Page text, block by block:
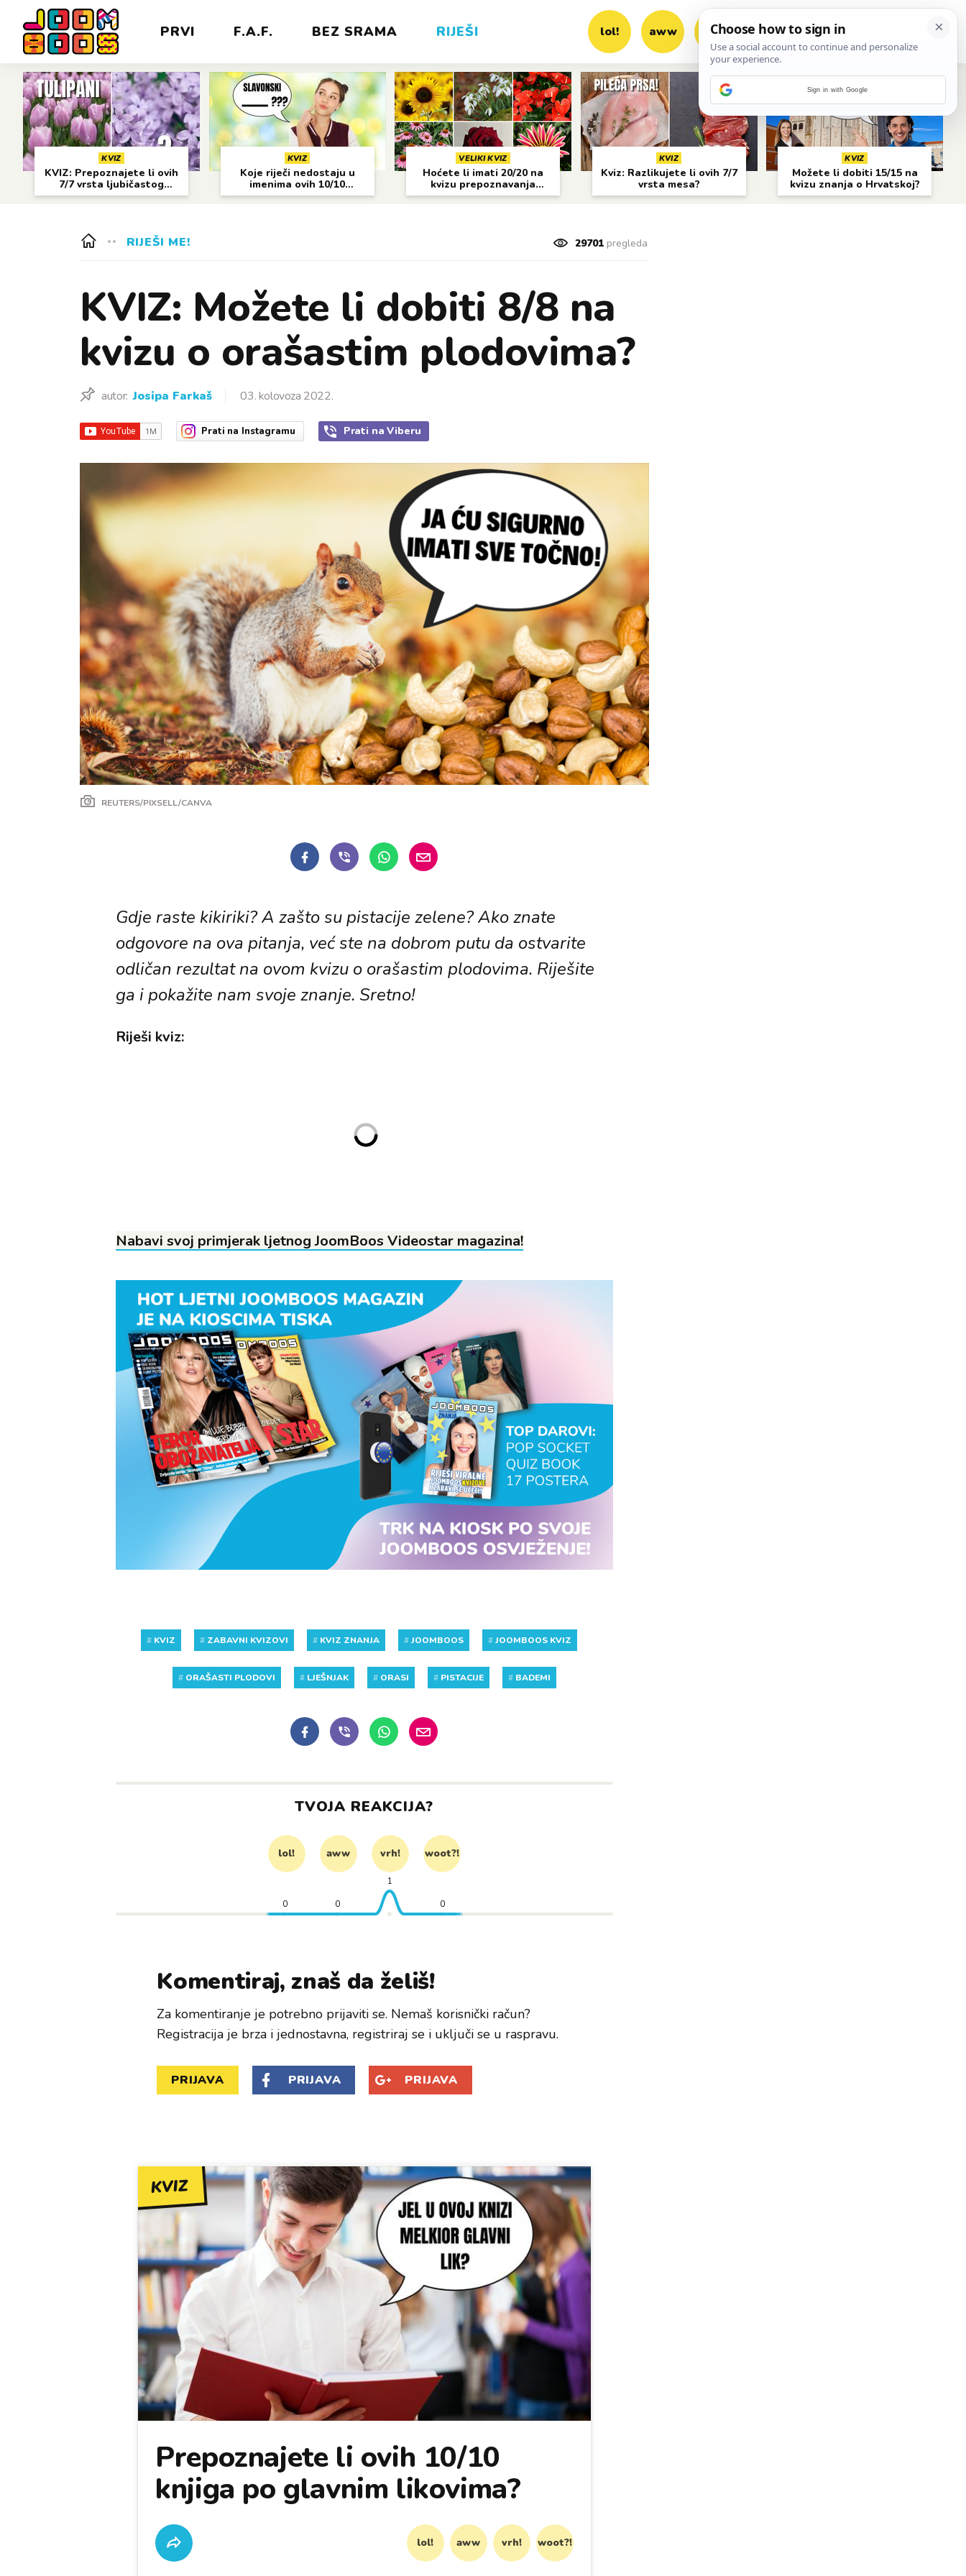
PRVI F.A.F. BEZ SRAMA RIJEŠI lol! aww vrh! woot?!
KVIZ
KVIZ: Prepoznajete li ovih
7/7 vrsta ljubičastog
cvijeća?
KVIZ
Koje riječi nedostaju u
imenima ovih 10/10
gradova?
VELIKI KVIZ
Hoćete li imati 20/20 na
kvizu prepoznavanja
cvijeća?
KVIZ
Kviz: Razlikujete li ovih 7/7
vrsta mesa?
KVIZ
Možete li dobiti 15/15 na
kvizu znanja o Hrvatskoj?
RIJEŠI ME! 29701pregleda
KVIZ: Možete li dobiti 8/8 na
kvizu o orašastim plodovima?
autor: Josipa Farkaš 03. kolovoza 2022.
Prati na Instagramu Prati na Viberu
REUTERS/PIXSELL/CANVA
Gdje raste kikiriki? A zašto su pistacije zelene? Ako znate
odgovore na ova pitanja, već ste na dobrom putu da ostvarite
odličan rezultat na ovom kvizu o orašastim plodovima. Riješite
ga i pokažite nam svoje znanje. Sretno!
Riješi kviz:
Nabavi svoj primjerak ljetnog JoomBoos Videostar magazina!
# KVIZ # ZABAVNI KVIZOVI # KVIZ ZNANJA #JOOMBOOS #JOOMBOOS KVIZ
# ORAŠASTI PLODOVI # LJEŠNJAK # ORASI # PISTACIJE # BADEMI
TVOJA REAKCIJA?
lol! aww vrh! woot?!
0 0
1
0
Komentiraj, znaš da želiš!
Za komentiranje je potrebno prijaviti se. Nemaš korisnički račun?
Registracija je brza i jednostavna, registriraj se i uključi se u raspravu.
PRIJAVA PRIJAVA PRIJAVA
KVIZ
Prepoznajete li ovih 10/10
knjiga po glavnim likovima?
lol! aww vrh! woot?!
Sign in with Google